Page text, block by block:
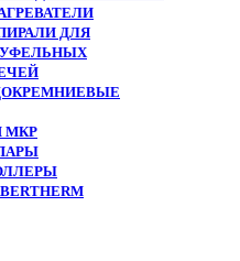
ДЛЯ
МКР